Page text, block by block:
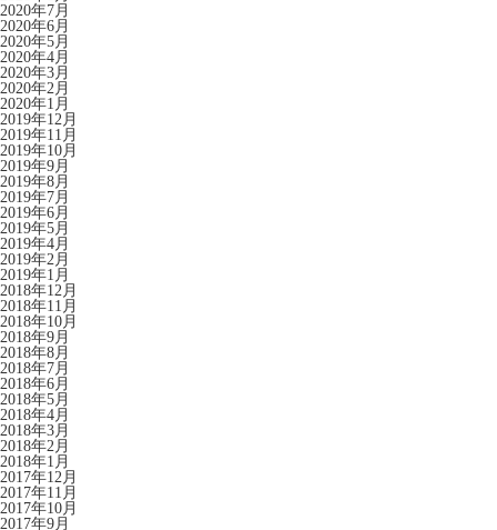
2020年7月
2020年6月
2020年5月
2020年4月
2020年3月
2020年2月
2020年1月
2019年12月
2019年11月
2019年10月
2019年9月
2019年8月
2019年7月
2019年6月
2019年5月
2019年4月
2019年2月
2019年1月
2018年12月
2018年11月
2018年10月
2018年9月
2018年8月
2018年7月
2018年6月
2018年5月
2018年4月
2018年3月
2018年2月
2018年1月
2017年12月
2017年11月
2017年10月
2017年9月